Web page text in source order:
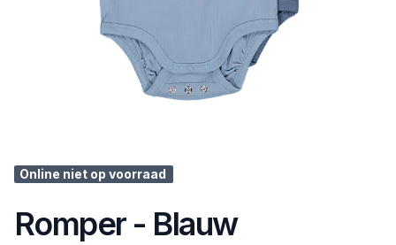
Online niet op voorraad
Romper - Blauw